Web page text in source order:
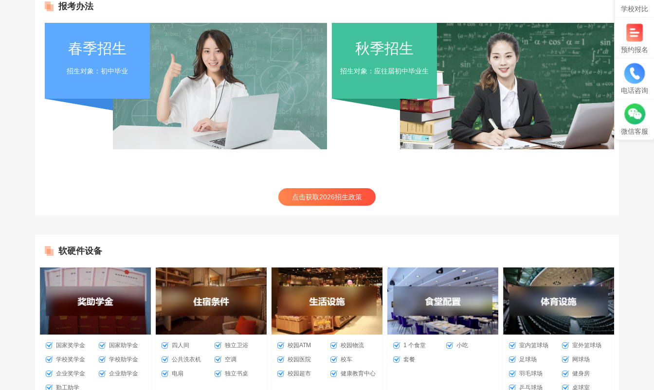
报考办法
春季招生
招生对象：初中毕业
秋季招生
招生对象：应往届初中毕业生
点击获取2026招生政策
软硬件设备
国家奖学金 国家助学金
学校奖学金 学校助学金
企业奖学金 企业助学金
勤工助学
四人间 独立卫浴
公共洗衣机 空调
电扇 独立书桌
校园ATM 校园物流
校园医院 校车
校园超市 健康教育中心
1 个食堂 小吃
套餐
室内篮球场 室外篮球场
足球场 网球场
羽毛球场 健身房
乒乓球场 桌球室
学校对比
预约报名
电话咨询
微信客服